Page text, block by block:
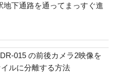
地下通路を通ってまっすぐ進
015 の前後カメラ2映像を
ルに分離する方法